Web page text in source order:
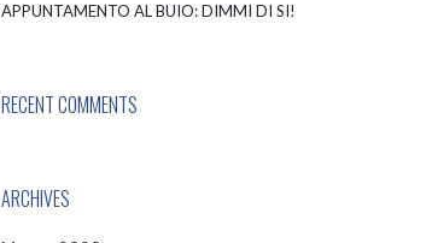
APPUNTAMENTO AL BUIO: DIMMI DI SI!
RECENT COMMENTS
ARCHIVES